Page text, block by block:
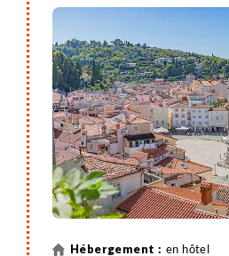
Volpia, réputée pour sa
l’arrière-pays istrien.
en hôtel